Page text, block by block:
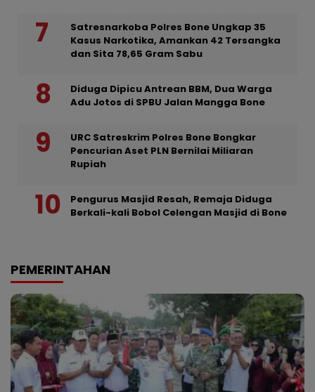
Satresnarkoba Polres Bone Ungkap 35
Kasus Narkotika, Amankan 42 Tersangka
dan Sita 78,65 Gram Sabu
Diduga Dipicu Antrean BBM, Dua Warga
Adu Jotos di SPBU Jalan Mangga Bone
URC Satreskrim Polres Bone Bongkar
Pencurian Aset PLN Bernilai Miliaran
Rupiah
Pengurus Masjid Resah, Remaja Diduga
Berkali-kali Bobol Celengan Masjid di Bone
PEMERINTAHAN